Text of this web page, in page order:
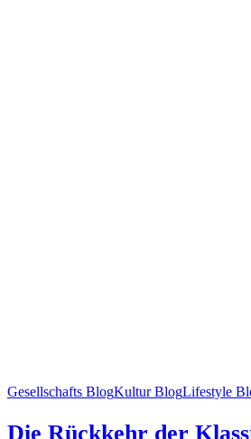
Gesellschafts BlogKultur BlogLifestyle
Die Rückkehr der